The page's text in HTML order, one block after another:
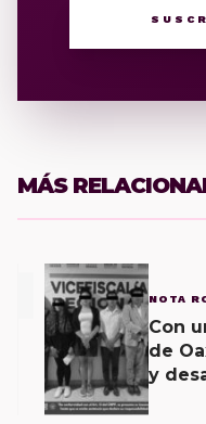
MÁS
NOTA
Con
de
y